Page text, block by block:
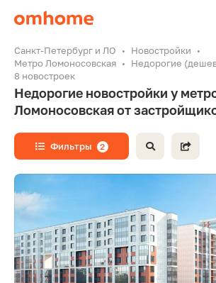
Санкт-Петербург и ЛО
Новостройки
Метро Ломоносовская
Недорогие
8 новостроек
Недорогие новостройки у
Ломоносовская от
Фильтры 2